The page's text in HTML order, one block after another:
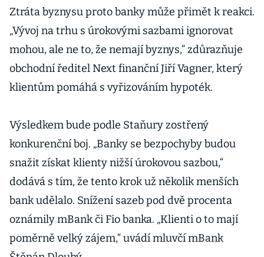
Ztráta byznysu proto banky může přimět k reakci.
„Vývoj na trhu s úrokovými sazbami ignorovat
mohou, ale ne to, že nemají byznys,“ zdůrazňuje
obchodní ředitel Next finanční Jiří Vagner, který
klientům pomáhá s vyřizováním hypoték.
Výsledkem bude podle Staňury zostřený
konkurenční boj. „Banky se bezpochyby budou
snažit získat klienty nižší úrokovou sazbou,“
dodává s tím, že tento krok už několik menších
bank udělalo. Snížení sazeb pod dvě procenta
oznámily mBank či Fio banka. „Klienti o to mají
poměrně velký zájem,“ uvádí mluvčí mBank